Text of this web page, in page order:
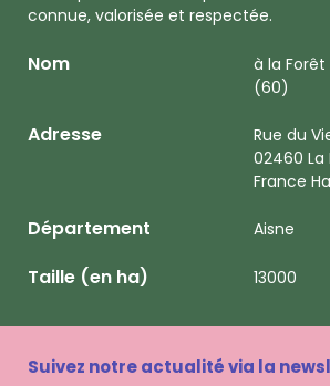
connue, valorisée et respectée.
Nom
à la Forêt
(60)
Adresse
Rue du
02460 La
France
Département Aisne
Taille (en ha) 13000
Suivez notre actualité via la